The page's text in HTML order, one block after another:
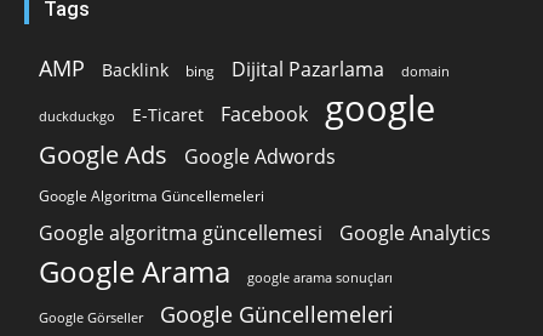
Tags
AMP Backlink bing Dijital Pazarlama domain
duckduckgo E-Ticaret Facebook google
Google Ads Google Adwords
Google Algoritma Güncellemeleri
Google algoritma güncellemesi Google Analytics
Google Arama google arama sonuçları
Google Görseller Google Güncellemeleri